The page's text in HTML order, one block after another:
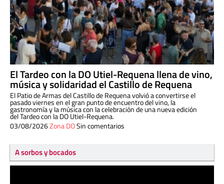
El Tardeo con la DO Utiel-Requena llena de vino,
música y solidaridad el Castillo de Requena
El Patio de Armas del Castillo de Requena volvió a convertirse el
pasado viernes en el gran punto de encuentro del vino, la
gastronomía y la música con la celebración de una nueva edición
del Tardeo con la DO Utiel-Requena.
03/08/2026Zona DOSin comentarios
A sorbos y bocados